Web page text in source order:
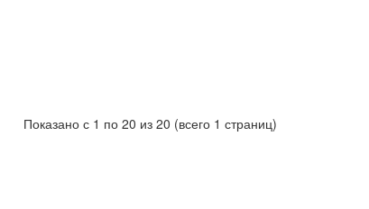
Показано с 1 по 20 из 20 (всего 1 страниц)